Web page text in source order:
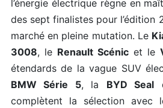
l’énergie électrique règne en
des sept finalistes pour l’édition
marché en pleine mutation. Le
3008, le Renault Scénic et le
étendards de la vague SUV
BMW Série 5, la BYD Seal
complètent la sélection avec